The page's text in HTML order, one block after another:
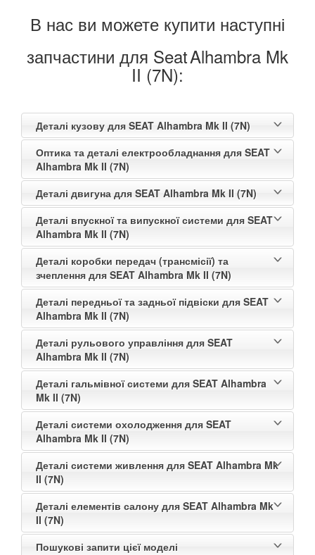
В нас ви можете купити наступні
запчастини для SeatAlhambra Mk
II (7N):
Деталі кузову для SEAT Alhambra Mk II (7N)
Оптика та деталі електрообладнання для SEAT
Alhambra Mk II (7N)
Деталі двигуна для SEAT Alhambra Mk II (7N)
Деталі впускної та випускної системи для SEAT
Alhambra Mk II (7N)
Деталі коробки передач (трансмісії) та
зчеплення для SEAT Alhambra Mk II (7N)
Деталі передньої та задньої підвіски для SEAT
Alhambra Mk II (7N)
Деталі рульового управління для SEAT
Alhambra Mk II (7N)
Деталі гальмівної системи для SEAT Alhambra
Mk II (7N)
Деталі системи охолодження для SEAT
Alhambra Mk II (7N)
Деталі системи живлення для SEAT Alhambra Mk
II (7N)
Деталі елементів салону для SEAT Alhambra Mk
II (7N)
Пошукові запити цієї моделі